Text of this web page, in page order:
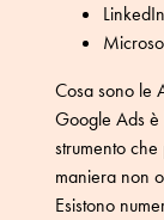
Cosa sono le
Google Ads è
strumento
maniera non
Esistono